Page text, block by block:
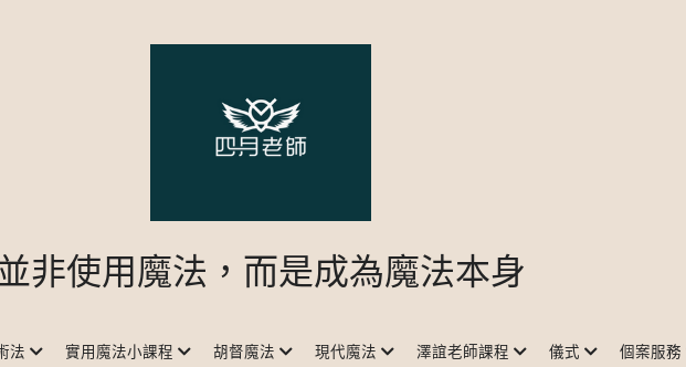
非使用魔法，而是成為魔法本身
法 實用魔法小課程 胡督魔法 現代魔法 澤誼老師課程 儀式 個案服務